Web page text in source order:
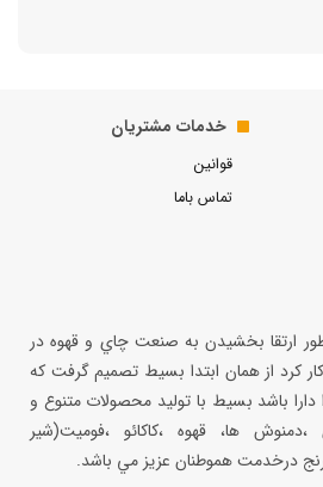
خدمات مشتریان
قوانین
تماس باما
۱۳۶۹ به منظور ارتقا بخشيدن به صنعت چاي و قهوه در
كرد از همان ابتدا بسيط تصميم گرفت كه
باشد بسيط با توليد محصولات متنوع و
ها، قهوه ،كاكائو ،فوميت(شير
درخدمت هموطنان عزيز مي باشد.